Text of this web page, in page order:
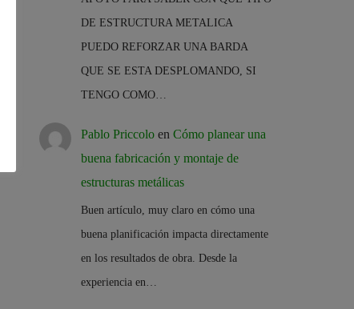
DE ESTRUCTURA METALICA
PUEDO REFORZAR UNA BARDA
QUE SE ESTA DESPLOMANDO, SI
TENGO COMO…
Pablo Priccolo en Cómo planear una
buena fabricación y montaje de
estructuras metálicas
Buen artículo, muy claro en cómo una
buena planificación impacta directamente
en los resultados de obra. Desde la
experiencia en…